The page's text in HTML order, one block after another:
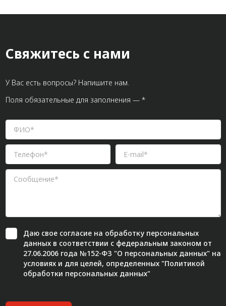
Свяжитесь с нами
У Вас есть вопросы? Напишите нам.
Поля обязательные для заполнения — *
Даю свое согласиена обработку персональных
данных в соответствии с федеральным законом от
27.06.2006 года №152-ФЗ "О персональных данных" на
условиях и для целей, определенных "Политикой
обработки персональных данных"